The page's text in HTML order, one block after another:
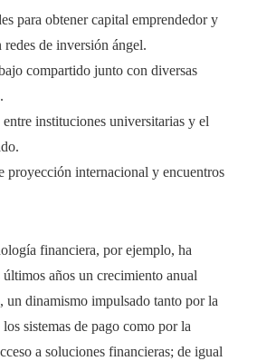
para obtener capital emprendedor y
redes de inversión ángel.
compartido junto con diversas
instituciones universitarias y el
proyección internacional y encuentros
financiera, por ejemplo, ha
años un crecimiento anual
un dinamismo impulsado tanto por la
sistemas de pago como por la
a soluciones financieras; de igual